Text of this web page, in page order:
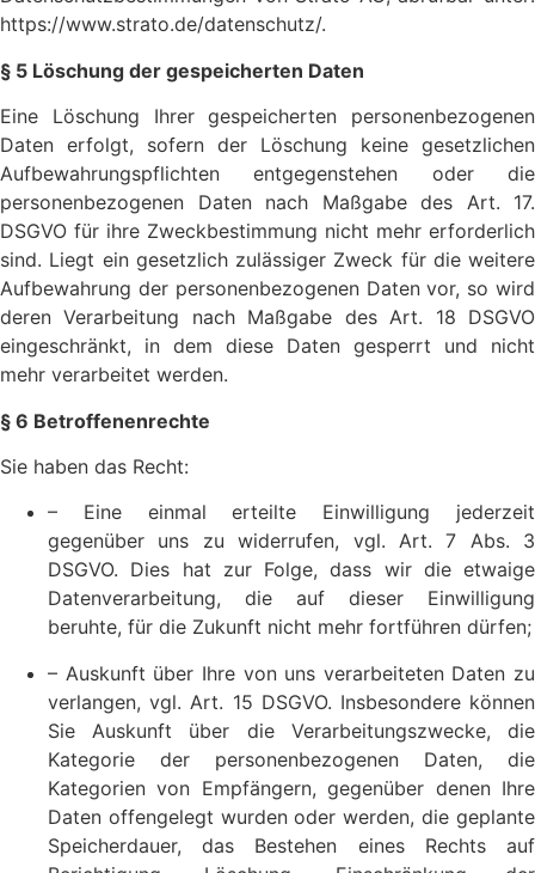
https://www.strato.de/datenschutz/.
§ 5 Löschung der gespeicherten Daten
Eine Löschung Ihrer gespeicherten personenbezogenen
Daten erfolgt, sofern der Löschung keine gesetzlichen
Aufbewahrungspflichten entgegenstehen oder die
personenbezogenen Daten nach Maßgabe des Art. 17.
DSGVO für ihre Zweckbestimmung nicht mehr erforderlich
sind. Liegt ein gesetzlich zulässiger Zweck für die weitere
Aufbewahrung der personenbezogenen Daten vor, so wird
deren Verarbeitung nach Maßgabe des Art. 18 DSGVO
eingeschränkt, in dem diese Daten gesperrt und nicht
mehr verarbeitet werden.
§ 6 Betroffenenrechte
Sie haben das Recht:
– Eine einmal erteilte Einwilligung jederzeit
gegenüber uns zu widerrufen, vgl. Art. 7 Abs. 3
DSGVO. Dies hat zur Folge, dass wir die etwaige
Datenverarbeitung, die auf dieser Einwilligung
beruhte, für die Zukunft nicht mehr fortführen dürfen;
– Auskunft über Ihre von uns verarbeiteten Daten zu
verlangen, vgl. Art. 15 DSGVO. Insbesondere können
Sie Auskunft über die Verarbeitungszwecke, die
Kategorie der personenbezogenen Daten, die
Kategorien von Empfängern, gegenüber denen Ihre
Daten offengelegt wurden oder werden, die geplante
Speicherdauer, das Bestehen eines Rechts auf